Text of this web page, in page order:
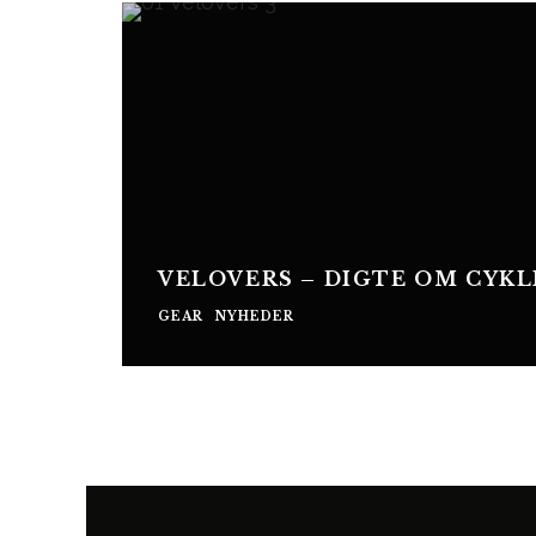
VELOVERS – DIGTE OM
GEAR NYHEDER